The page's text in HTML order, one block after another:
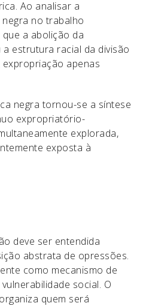
Ao analisar a
no trabalho
a abolição da
estrutura racial da divisão
apenas
negra tornou-se a síntese
expropriatório-
explorada,
exposta à
deve ser entendida
abstrata de opressões.
como mecanismo de
social. O
quem será